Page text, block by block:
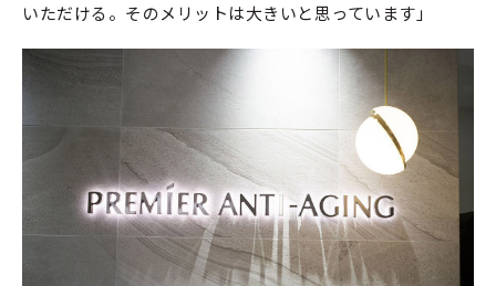
いただける。そのメリットは大きいと思っています」